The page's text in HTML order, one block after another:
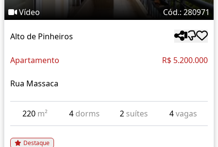
Vídeo Cód.: 280971
Alto de Pinheiros
Apartamento R$ 5.200.000
Rua Massaca
220 m² 4 dorms 2 suítes 4vagas
Destaque